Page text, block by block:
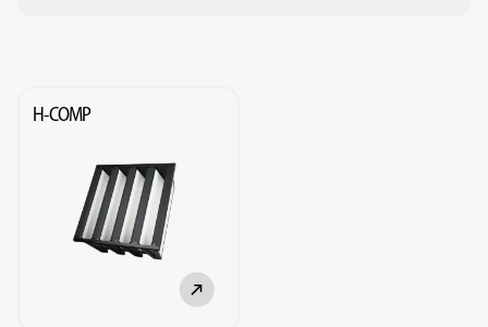
H-COMP